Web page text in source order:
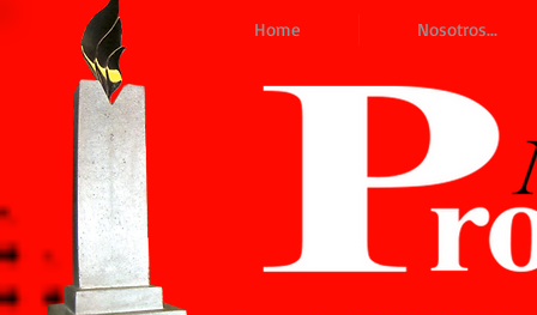
Home Nosotros...